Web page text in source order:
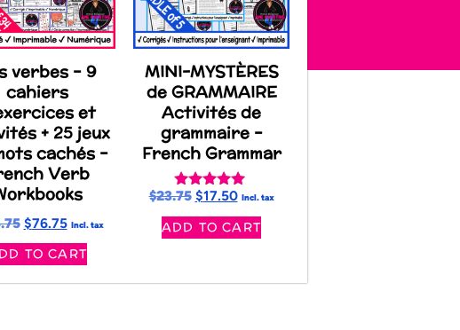
verbes – 9
cahiers
et
+ 25 jeux
cachés –
Verb
$76.75 Incl. tax
TO CART
MINI-MYSTÈRES
de GRAMMAIRE
Activités de
grammaire –
French Grammar
Rated
out of 5
$23.75 $17.50 Incl. tax
ADD TO CART